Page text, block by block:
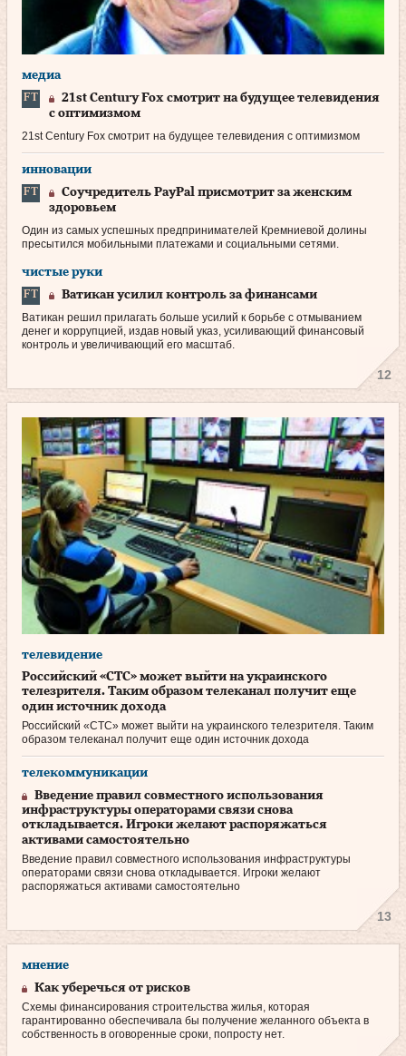
медиа
21st Century Fox смотрит на будущее телевидения
с оптимизмом
21st Century Fox смотрит на будущее телевидения с оптимизмом
инновации
Соучредитель PayPal присмотрит за женским
здоровьем
Один из самых успешных предпринимателей Кремниевой долины
пресытился мобильными платежами и социальными сетями.
чистые руки
Ватикан усилил контроль за финансами
Ватикан решил прилагать больше усилий к борьбе с отмыванием
денег и коррупцией, издав новый указ, усиливающий финансовый
контроль и увеличивающий его масштаб.
12
телевидение
Российский «СТС» может выйти на украинского
телезрителя. Таким образом телеканал получит еще
один источник дохода
Российский «СТС» может выйти на украинского телезрителя. Таким
образом телеканал получит еще один источник дохода
телекоммуникации
Введение правил совместного использования
инфраструктуры операторами связи снова
откладывается. Игроки желают распоряжаться
активами самостоятельно
Введение правил совместного использования инфраструктуры
операторами связи снова откладывается. Игроки желают
распоряжаться активами самостоятельно
13
мнение
Как уберечься от рисков
Схемы финансирования строительства жилья, которая
гарантированно обеспечивала бы получение желанного объекта в
собственность в оговоренные сроки, попросту нет.